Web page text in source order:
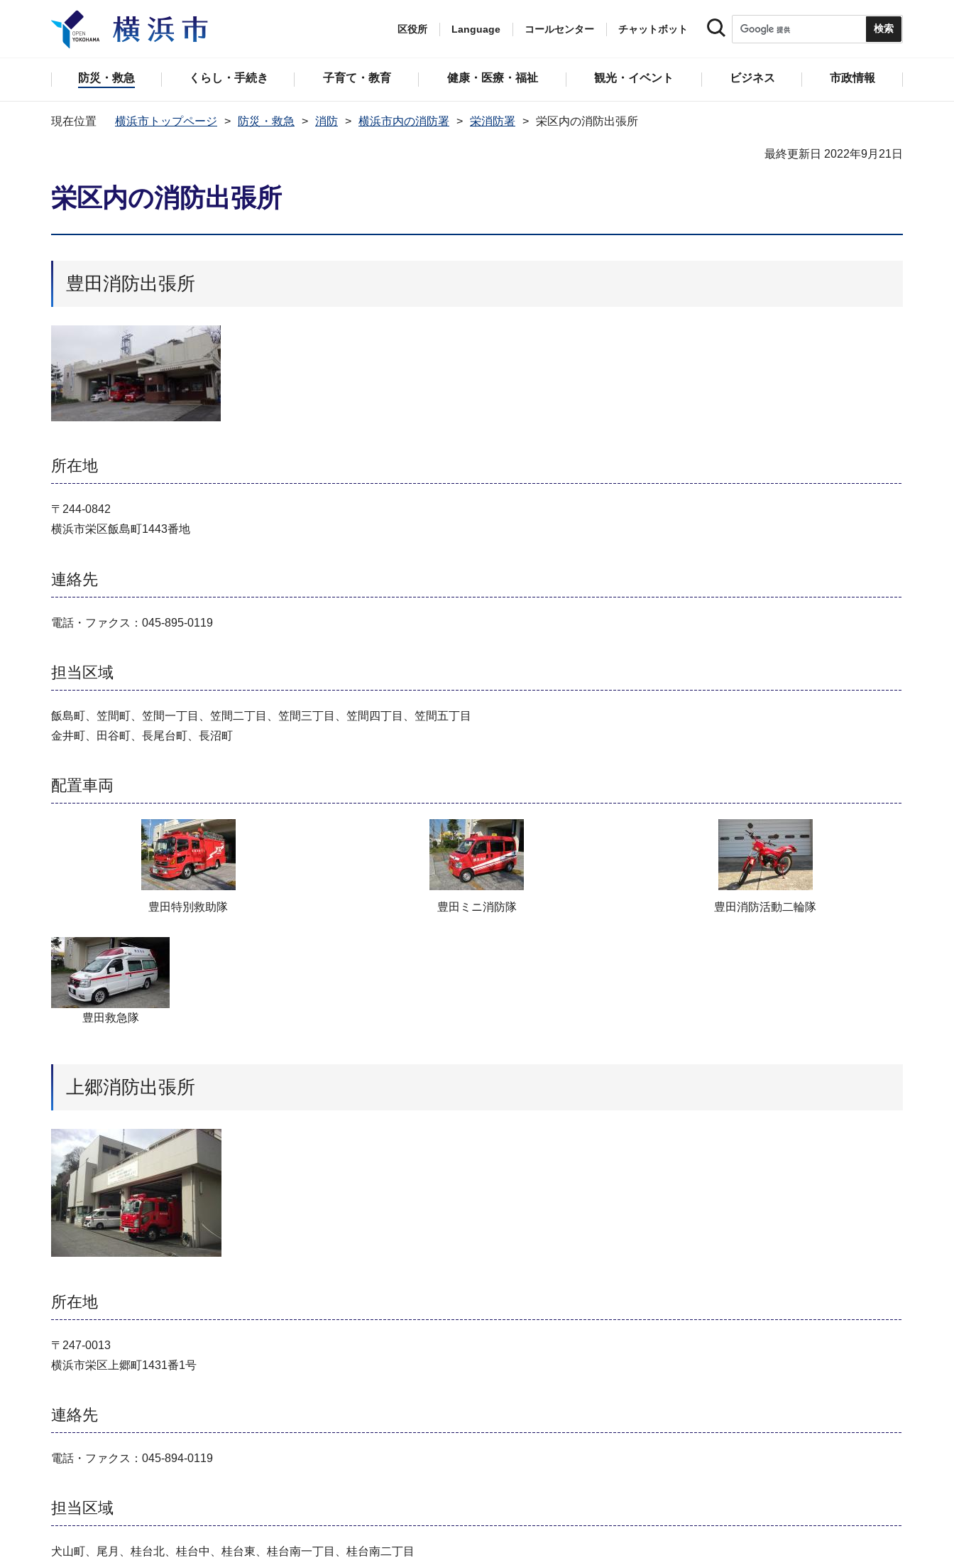
区役所 Language コールセンター チャットボット
防災・救急 くらし・手続き 子育て・教育 健康・医療・福祉 観光・イベント ビジネス 市政情報
現在位置 横浜市トップページ 防災・救急 消防 横浜市内の消防署 栄消防署 栄区内の消防出張所
最終更新日 2022年9月21日
栄区内の消防出張所
豊田消防出張所
所在地
〒244-0842
横浜市栄区飯島町1443番地
連絡先
電話・ファクス：045-895-0119
担当区域
飯島町、笠間町、笠間一丁目、笠間二丁目、笠間三丁目、笠間四丁目、笠間五丁目
金井町、田谷町、長尾台町、長沼町
配置車両
豊田特別救助隊 豊田ミニ消防隊 豊田消防活動二輪隊
豊田救急隊
上郷消防出張所
所在地
〒247-0013
横浜市栄区上郷町1431番1号
連絡先
電話・ファクス：045-894-0119
担当区域
犬山町、尾月、桂台北、桂台中、桂台東、桂台南一丁目、桂台南二丁目